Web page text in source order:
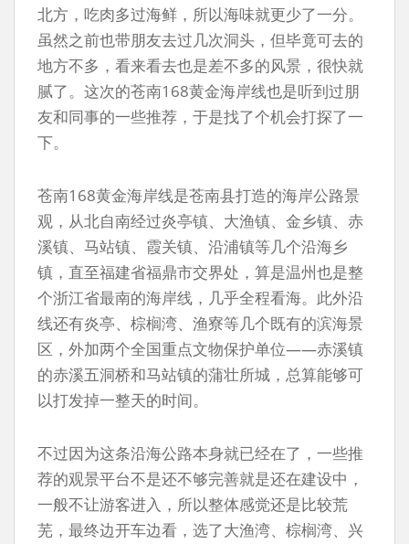
北方，吃肉多过海鲜，所以海味就更少了一分。
虽然之前也带朋友去过几次洞头，但毕竟可去的
地方不多，看来看去也是差不多的风景，很快就
腻了。这次的苍南168黄金海岸线也是听到过朋
友和同事的一些推荐，于是找了个机会打探了一
下。
苍南168黄金海岸线是苍南县打造的海岸公路景
观，从北自南经过炎亭镇、大渔镇、金乡镇、赤
溪镇、马站镇、霞关镇、沿浦镇等几个沿海乡
镇，直至福建省福鼎市交界处，算是温州也是整
个浙江省最南的海岸线，几乎全程看海。此外沿
线还有炎亭、棕榈湾、渔寮等几个既有的滨海景
区，外加两个全国重点文物保护单位——赤溪镇
的赤溪五洞桥和马站镇的蒲壮所城，总算能够可
以打发掉一整天的时间。
不过因为这条沿海公路本身就已经在了，一些推
荐的观景平台不是还不够完善就是还在建设中，
一般不让游客进入，所以整体感觉还是比较荒
芜，最终边开车边看，选了大渔湾、棕榈湾、兴